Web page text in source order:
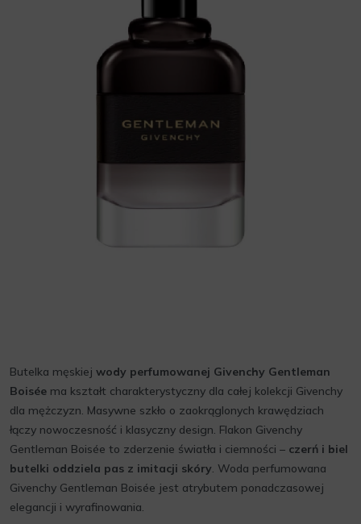
Butelka męskiej wody perfumowanej Givenchy Gentleman
Boisée ma kształt charakterystyczny dla całej kolekcji Givenchy
dla mężczyzn. Masywne szkło o zaokrąglonych krawędziach
łączy nowoczesność i klasyczny design. Flakon Givenchy
Gentleman Boisée to zderzenie światła i ciemności – czerń i biel
butelki oddziela pas z imitacji skóry. Woda perfumowana
Givenchy Gentleman Boisée jest atrybutem ponadczasowej
elegancji i wyrafinowania.